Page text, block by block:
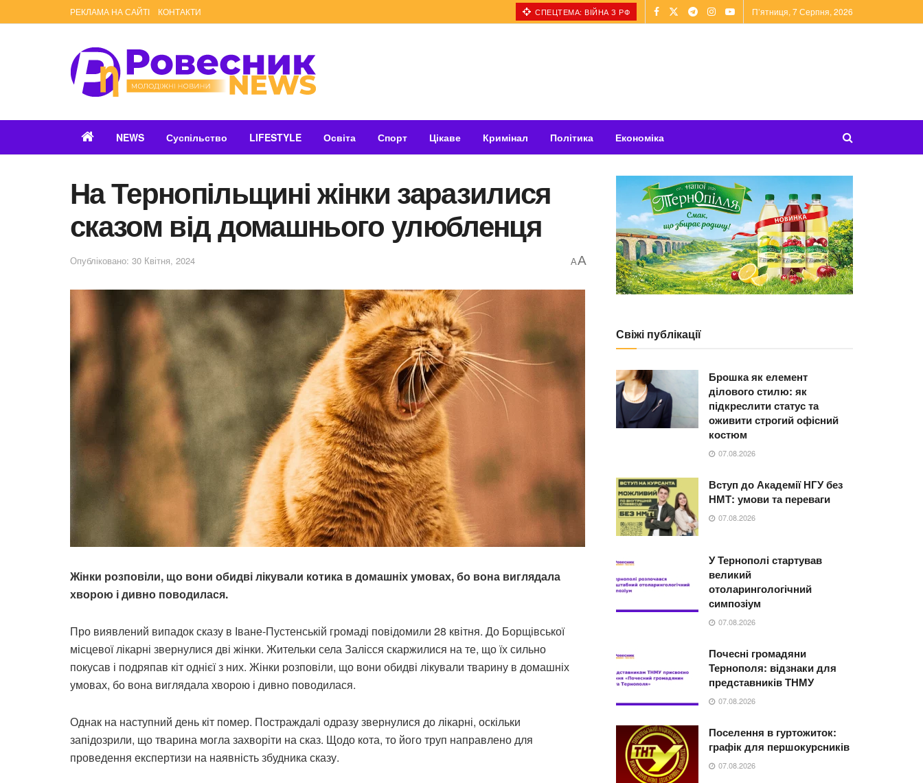
РЕКЛАМА НА САЙТІ КОНТАКТИ СПЕЦТЕМА: ВІЙНА З РФ П’ятниця, 7 Серпня, 2026
NEWS Суспільство LIFESTYLE Освіта Спорт Цікаве Кримінал Політика Економіка
На Тернопільщині жінки заразилися
сказом від домашнього улюбленця
Опубліковано: 30 Квітня, 2024 AA
Жінки розповіли, що вони обидві лікували котика в домашніх умовах, бо вона виглядала
хворою і дивно поводилася.
Про виявлений випадок сказу в Іване-Пустенській громаді повідомили 28 квітня. До Борщівської
місцевої лікарні звернулися дві жінки. Жительки села Залісся скаржилися на те, що їх сильно
покусав і подряпав кіт однієї з них. Жінки розповіли, що вони обидві лікували тварину в домашніх
умовах, бо вона виглядала хворою і дивно поводилася.
Однак на наступний день кіт помер. Постраждалі одразу звернулися до лікарні, оскільки
запідозрили, що тварина могла захворіти на сказ. Щодо кота, то його труп направлено для
проведення експертизи на наявність збудника сказу.
Свіжі публікації
Брошка як елемент
ділового стилю: як
підкреслити статус та
оживити строгий офісний
костюм
07.08.2026
Вступ до Академії НГУ без
НМТ: умови та переваги
07.08.2026
У Тернополі стартував
великий
отоларингологічний
симпозіум
07.08.2026
Почесні громадяни
Тернополя: відзнаки для
представників ТНМУ
07.08.2026
Поселення в гуртожиток:
графік для першокурсників
07.08.2026